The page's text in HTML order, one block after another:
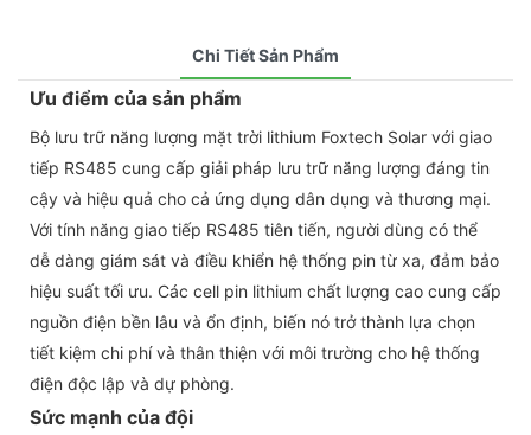
Chi Tiết Sản Phẩm
Ưu điểm của sản phẩm
Bộ lưu trữ năng lượng mặt trời lithium Foxtech Solar với giao
tiếp RS485 cung cấp giải pháp lưu trữ năng lượng đáng tin
cậy và hiệu quả cho cả ứng dụng dân dụng và thương mại.
Với tính năng giao tiếp RS485 tiên tiến, người dùng có thể
dễ dàng giám sát và điều khiển hệ thống pin từ xa, đảm bảo
hiệu suất tối ưu. Các cell pin lithium chất lượng cao cung cấp
nguồn điện bền lâu và ổn định, biến nó trở thành lựa chọn
tiết kiệm chi phí và thân thiện với môi trường cho hệ thống
điện độc lập và dự phòng.
Sức mạnh của đội